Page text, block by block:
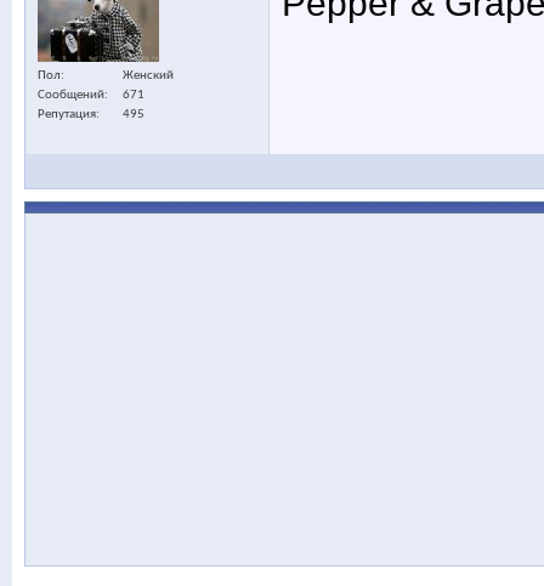
Пол
Женский
Сообщений
671
Репутация
495